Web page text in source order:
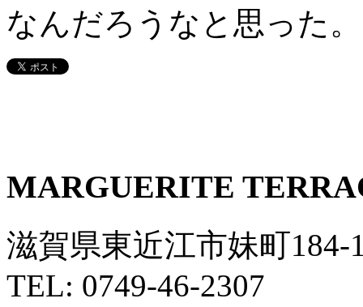
なんだろうなと思った。
MARGUERITE
滋賀県東近江市妹町184-
TEL: 0749-46-2307